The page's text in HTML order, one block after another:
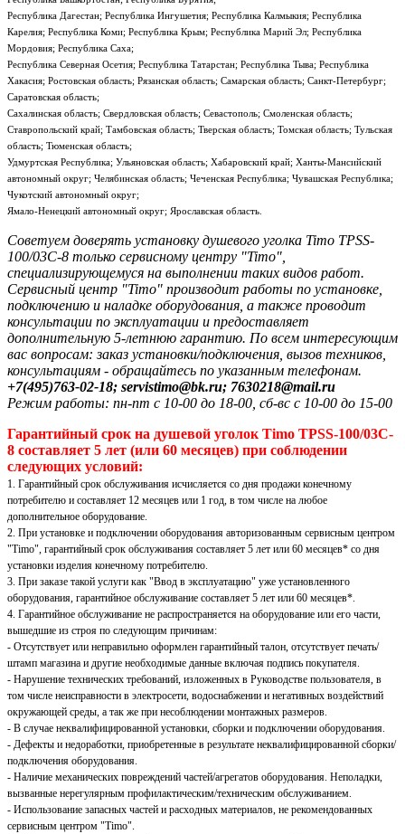
Республика Дагестан; Республика Ингушетия; Республика Калмыкия; Республика
Карелия; Республика Коми; Республика Крым; Республика Марий Эл; Республика
Мордовия; Республика Саха;
Республика Северная Осетия; Республика Татарстан; Республика Тыва; Республика
Хакасия; Ростовская область; Рязанская область; Самарская область; Санкт-Петербург;
Саратовская область;
Сахалинская область; Свердловская область; Севастополь; Смоленская область;
Ставропольский край; Тамбовская область; Тверская область; Томская область; Тульская
область; Тюменская область;
Удмуртская Республика; Ульяновская область; Хабаровский край; Ханты-Мансийский
автономный округ; Челябинская область; Чеченская Республика; Чувашская Республика;
Чукотский автономный округ;
Ямало-Ненецкий автономный округ; Ярославская область.
Советуем доверять установку душевого уголка Timo TPSS-
100/03C-8 только сервисному центру "Timo",
специализирующемуся на выполнении таких видов работ.
Сервисный центр "Timo" производит работы по установке,
подключению и наладке оборудования, а также проводит
консультации по эксплуатации и предоставляет
дополнительную 5-летнюю гарантию. По всем интересующим
вас вопросам: заказ установки/подключения, вызов техников,
консультациям - обращайтесь по указанным телефонам.
+7(495)763-02-18; servistimo@bk.ru; 7630218@mail.ru
Режим работы: пн-пт с 10-00 до 18-00, сб-вс с 10-00 до 15-00
Гарантийный срок на душевой уголок Timo TPSS-100/03C-
8 составляет 5 лет (или 60 месяцев) при соблюдении
следующих условий:
1. Гарантийный срок обслуживания исчисляется со дня продажи конечному
потребителю и составляет 12 месяцев или 1 год, в том числе на любое
дополнительное оборудование.
2. При установке и подключении оборудования авторизованным сервисным центром
"Timo", гарантийный срок обслуживания составляет 5 лет или 60 месяцев* со дня
установки изделия конечному потребителю.
3. При заказе такой услуги как "Ввод в эксплуатацию" уже установленного
оборудования, гарантийное обслуживание составляет 5 лет или 60 месяцев*.
4. Гарантийное обслуживание не распространяется на оборудование или его части,
вышедшие из строя по следующим причинам:
- Отсутствует или неправильно оформлен гарантийный талон, отсутствует печать/
штамп магазина и другие необходимые данные включая подпись покупателя.
- Нарушение технических требований, изложенных в Руководстве пользователя, в
том числе неисправности в электросети, водоснабжении и негативных воздействий
окружающей среды, а так же при несоблюдении монтажных размеров.
- В случае неквалифицированной установки, сборки и подключении оборудования.
- Дефекты и недоработки, приобретенные в результате неквалифицированной сборки/
подключения оборудования.
- Наличие механических повреждений частей/агрегатов оборудования. Неполадки,
вызванные нерегулярным профилактическим/техническим обслуживанием.
- Использование запасных частей и расходных материалов, не рекомендованных
сервисным центром "Timo".